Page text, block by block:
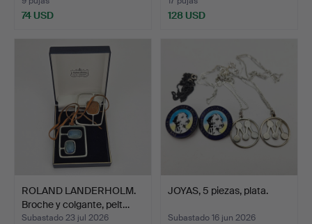
74 USD 128 USD
ROLAND LANDERHOLM.
Broche y colgante, pelt…
Subastado 23 jul 2026
JOYAS, 5 piezas, plata.
Subastado 16 jun 2026